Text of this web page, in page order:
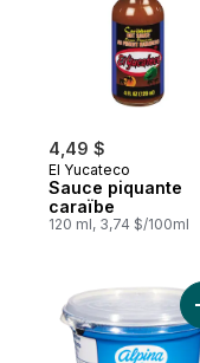
4,49 $
El Yucateco
Sauce piquante
caraïbe
120 ml, 3,74 $/100ml